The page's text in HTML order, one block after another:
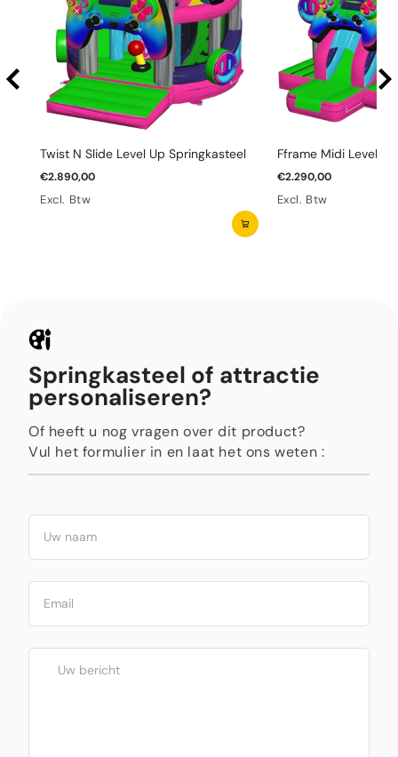
Twist N Slide Level Up Springkasteel
€2.890,00
Excl. Btw
Fframe Midi Level
€2.290,00
Excl. Btw
Springkasteel of attractie
personaliseren?
Of heeft u nog vragen over dit product?
Vul het formulier in en laat het ons weten :